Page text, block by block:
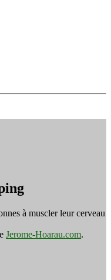
à muscler leur cerveau
Jerome-Hoarau.com.